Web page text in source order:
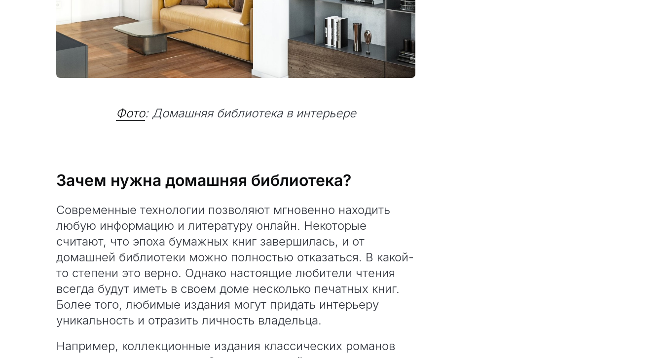
Фото: Домашняя библиотека в интерьере
Зачем нужна домашняя библиотека?
Современные технологии позволяют мгновенно находить
любую информацию и литературу онлайн. Некоторые
считают, что эпоха бумажных книг завершилась, и от
домашней библиотеки можно полностью отказаться. В какой-
то степени это верно. Однако настоящие любители чтения
всегда будут иметь в своем доме несколько печатных книг.
Более того, любимые издания могут придать интерьеру
уникальность и отразить личность владельца.
Например, коллекционные издания классических романов